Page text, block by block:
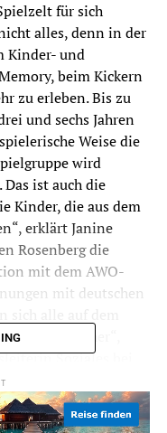
für sich
alles, denn in der
Kinder- und
beim Kickern
zu erleben. Bis zu
und sechs Jahren
Weise die
wird
ist auch die
Kinder, die aus dem
erklärt Janine
Rosenberg die
mit dem AWO-
mit deutschen
hierher“,
Soziales bei
durch eine
Wetter-Herdecke-